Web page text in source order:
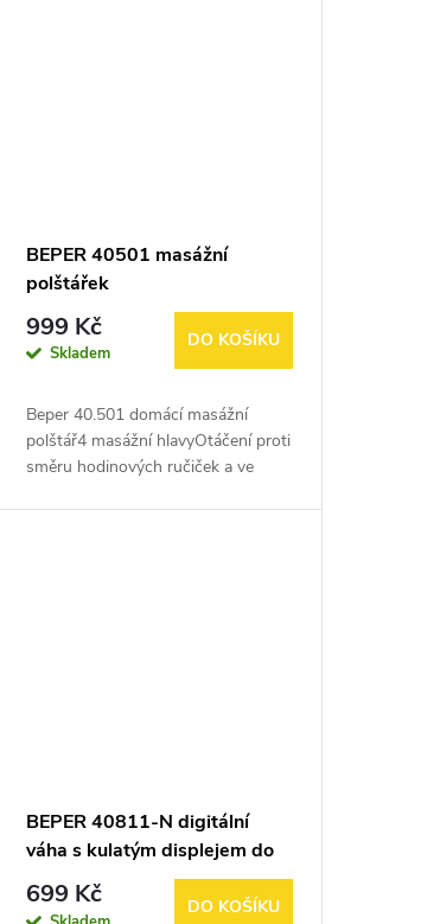
BEPER 40501 masážní
polštářek
999 Kč
Skladem
DO KOŠÍKU
Beper 40.501 domácí masážní
polštář4 masážní hlavyOtáčení proti
směru hodinových ručiček a ve
BEPER 40811-N digitální
váha s kulatým displejem do
180 kg, černá
699 Kč DO KOŠÍKU